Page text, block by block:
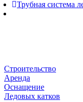
Трубная
Строительство
Аренда
Оснащение
Ледовых катков